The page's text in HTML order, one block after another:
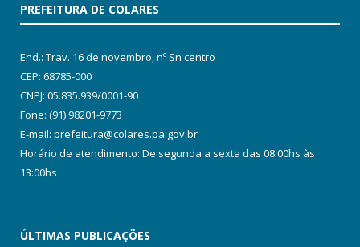
PREFEITURA DE COLARES
End.: Trav. 16 de novembro, nº Sn centro
CEP: 68785-000
CNPJ: 05.835.939/0001-90
Fone: (91) 98201-9773
E-mail: prefeitura@colares.pa.gov.br
Horário de atendimento: De segunda a sexta das 08:00hs às
13:00hs
ÚLTIMAS PUBLICAÇÕES